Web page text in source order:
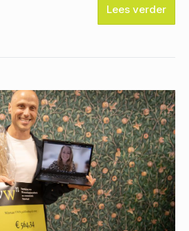
Lees verder